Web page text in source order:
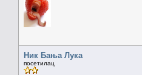
Ник Бања Лука
посетилац